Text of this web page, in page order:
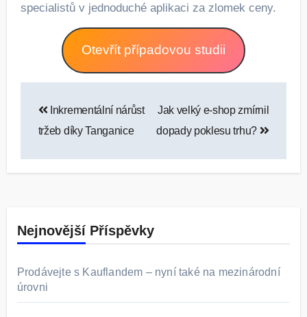
specialistů v jednoduché aplikaci za zlomek ceny.
Otevřít případovou studii
pro
Inkrementální nárůst
tržeb díky Tanganice
Jak velký e-shop zmírnil
dopady poklesu trhu?
Nejnovější Příspěvky
Prodávejte s Kauflandem – nyní také na mezinárodní
úrovni